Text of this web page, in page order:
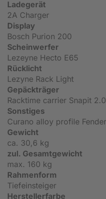
Ladegerät
2A Charger
Display
Bosch Purion 200
Scheinwerfer
Lezeyne Hecto E65
Rücklicht
Lezyne Rack Light
Gepäckträger
Racktime carrier Snapit
Sonstiges
Curano alloy profile
Gewicht
ca. 30,6 kg
zul. Gesamtgewicht
max. 160 kg
Rahmenform
Tiefeinsteiger
Herstellerfarbe